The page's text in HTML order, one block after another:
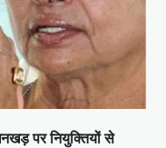
पर नियुक्तियों से